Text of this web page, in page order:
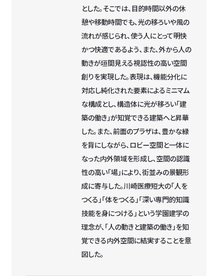
とした。そこでは、目的時間以外の休
憩や移動時間でも、光の移ろいや風の
流れが感じられ、使う人にとって明快
かつ快適であるよう、また、外から人の
動きが垣間見える視認性の高い空間
創りを実現した。表現は、機能分化に
対応し純化された要素によるミニマム
な構成とし、構造体に光が移ろい「建
築の働き」が知覚できる建築へと昇華
した。また、前面のプラザは、豊かな緑
を背にしながら、ロビー空間と一体に
なった内外領域を形成し、空間の認識
性の高い「場」により、街並みの景観形
成に寄与した。川崎医療短大の「人を
つくる」「体をつくる」「深い専門的知識
技能を身につける」という学園建学の
理念が、「人の動きと建築の働き」を知
覚できる内外空間に結実することを意
図した。